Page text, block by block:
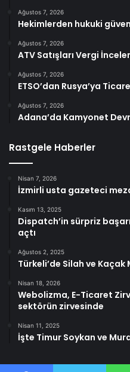
Ağustos 7, 2026
Hekimlerden hukuki
Ağustos 7, 2026
ATV Satışları Vergi
Ağustos 7, 2026
ETSO’dan Rusya’ya
Ağustos 7, 2026
Adana’da Kamyonet
Rastgele Haberler
Nisan 7, 2026
İzmirli usta gazeteci
Kasım 13, 2025
Dispatch’in sürpriz
açtı
Ağustos 2, 2025
Türkeli’de Silah ve
Nisan 18, 2026
Webolizma, E-Ticaret
sektörün zirvesinde
Nisan 11, 2025
İşte Timur Soykan ve